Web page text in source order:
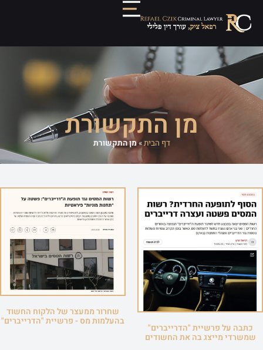
מן התקשורת
דף הבית»מן התקשורת
כתבה על פרשיית "הדרייברים"
שמשרדי מייצג בה את החשודים
שחרור ממעצר של הלקוח החשוד
בהעלמות מס - פרשיית "הדרייברים"